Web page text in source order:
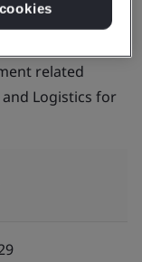
related
Logistics for
cookies